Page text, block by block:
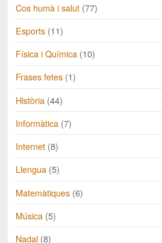
Cos humà i salut (77)
Esports (11)
Física i Química (10)
Frases fetes (1)
Història (44)
Informàtica (7)
Internet (8)
Llengua (5)
Matemàtiques (6)
Música (5)
Nadal (8)